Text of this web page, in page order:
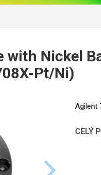
with Nickel
Pt/Ni)
Agilent
CELÝ